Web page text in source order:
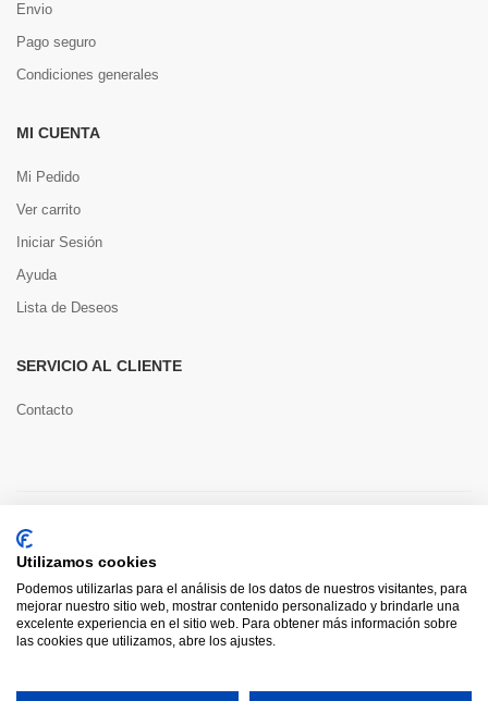
Envio
Pago seguro
Condiciones generales
MI CUENTA
Mi Pedido
Ver carrito
Iniciar Sesión
Ayuda
Lista de Deseos
SERVICIO AL CLIENTE
Contacto
0
Utilizamos cookies
Podemos utilizarlas para el análisis de los datos de nuestros visitantes, para
mejorar nuestro sitio web, mostrar contenido personalizado y brindarle una
excelente experiencia en el sitio web. Para obtener más información sobre
las cookies que utilizamos, abre los ajustes.